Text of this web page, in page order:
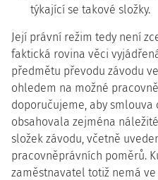
týkající se takové složky.
Její právní režim tedy není
faktická rovina věci
předmětu převodu závodu
ohledem na možné
doporučujeme, aby smlouva
obsahovala zejména
složek závodu, včetně
pracovněprávních poměrů.
zaměstnavatel totiž nemá